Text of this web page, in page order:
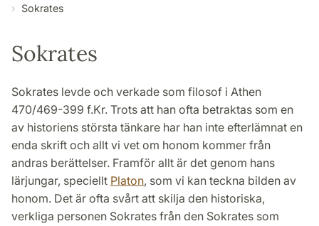
översättning till svenska
Sokrates
Sokrates
Sokrates levde och verkade som filosof i Athen
470/469-399 f.Kr. Trots att han ofta betraktas som en
av historiens största tänkare har han inte efterlämnat en
enda skrift och allt vi vet om honom kommer från
andras berättelser. Framför allt är det genom hans
lärjungar, speciellt Platon, som vi kan teckna bilden av
honom. Det är ofta svårt att skilja den historiska,
verkliga personen Sokrates från den Sokrates som